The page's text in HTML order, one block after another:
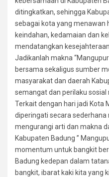
ditingkatkan, sehingga
sebagai kota yang menawan
keindahan, kedamaian dan
mendatangkan
Jadikanlah makna
bersama sekaligus sumber
masyarakat dan daerah
semangat dan perilaku sosial
Terkait dengan hari jadi Kota
diperingati secara
mengurangi arti dan makna
Kabupaten Badung ”
momentum untuk bangkit
Badung kedepan dalam
bangkit, ibarat kaki kita yang